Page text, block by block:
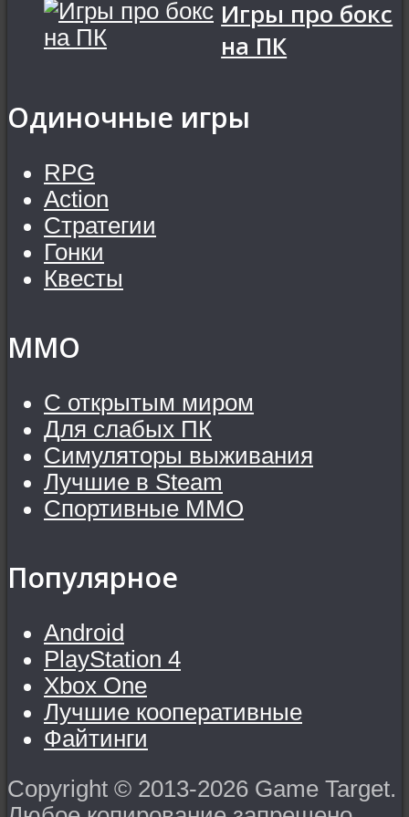
Игры про бокс
на ПК
Одиночные игры
RPG
Action
Стратегии
Гонки
Квесты
MMO
С открытым миром
Для слабых ПК
Симуляторы выживания
Лучшие в Steam
Спортивные MMO
Популярное
Android
PlayStation 4
Xbox One
Лучшие кооперативные
Файтинги
Copyright © 2013-2026 Game Target.